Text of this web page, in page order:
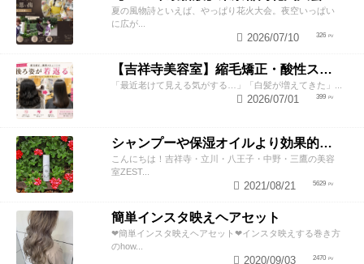
夏の風物詩といえば、やっぱり花火大会。夜空いっぱい
に広が...
326
2026/07/10
【吉祥寺美容室】縮毛矯正・酸性ストレートで若返り！後ろ姿が変わると見た目年齢も変わる？
「最近老けて見える気がする…」「白髪が増えてきた」...
399
2026/07/01
シャンプーや保湿オイルより効果的！？美容師が教える頭皮の臭い＆乾燥ケアとは
こんにちは！吉祥寺・立川・八王子・中野・三鷹の美容
室ZEST...
5629
2021/08/21
簡単インスタ映えヘアセット
❤︎簡単インスタ映えヘアセット❤︎インスタ映えする巻き方
のhow...
2470
2020/09/03